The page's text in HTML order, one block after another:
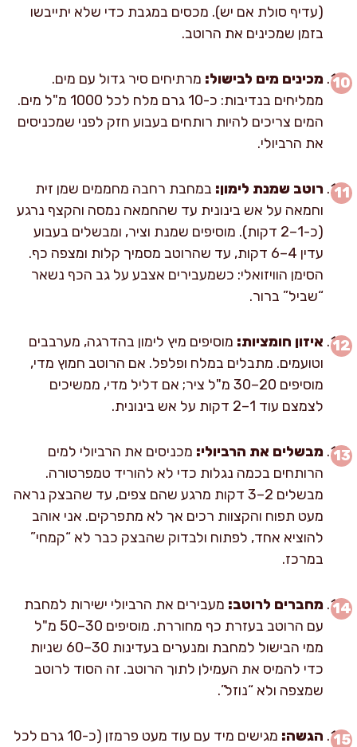
(עדיף סולת אם יש). מכסים במגבת כדי שלא יתייבשו
בזמן שמכינים את הרוטב.
מכינים מים לבישול: מרתיחים סיר גדול עם מים.
ממליחים בנדיבות: כ-10 גרם מלח לכל 1000 מ"ל מים.
המים צריכים להיות רותחים בעבוע חזק לפני שמכניסים
את הרביולי.
רוטב שמנת לימון: במחבת רחבה מחממים שמן זית
וחמאה על אש בינונית עד שהחמאה נמסה והקצף נרגע
(כ-1–2 דקות). מוסיפים שמנת וציר, ומבשלים בעבוע
עדין 4–6 דקות, עד שהרוטב מסמיך קלות ומצפה כף.
הסימן הוויזואלי: כשמעבירים אצבע על גב הכף נשאר
“שביל” ברור.
איזון חומציות: מוסיפים מיץ לימון בהדרגה, מערבבים
וטועמים. מתבלים במלח ופלפל. אם הרוטב חמוץ מדי,
מוסיפים 20–30 מ"ל ציר; אם דליל מדי, ממשיכים
לצמצם עוד 1–2 דקות על אש בינונית.
מבשלים את הרביולי: מכניסים את הרביולי למים
הרותחים בכמה נגלות כדי לא להוריד טמפרטורה.
מבשלים 2–3 דקות מרגע שהם צפים, עד שהבצק נראה
מעט תפוח והקצוות רכים אך לא מתפרקים. אני אוהב
להוציא אחד, לפתוח ולבדוק שהבצק כבר לא “קמחי”
במרכז.
מחברים לרוטב: מעבירים את הרביולי ישירות למחבת
עם הרוטב בעזרת כף מחוררת. מוסיפים 30–50 מ"ל
ממי הבישול למחבת ומנערים בעדינות 30–60 שניות
כדי להמיס את העמילן לתוך הרוטב. זה הסוד לרוטב
שמצפה ולא “נוזל”.
הגשה:
מגישים מיד עם עוד מעט פרמזן (כ-10 גרם לכל